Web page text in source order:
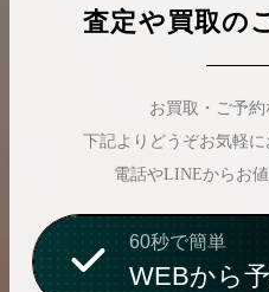
査定や買取の
お買取・ご予
下記よりどうぞお気軽に
電話やLINEからお
60秒で簡単
WEBから